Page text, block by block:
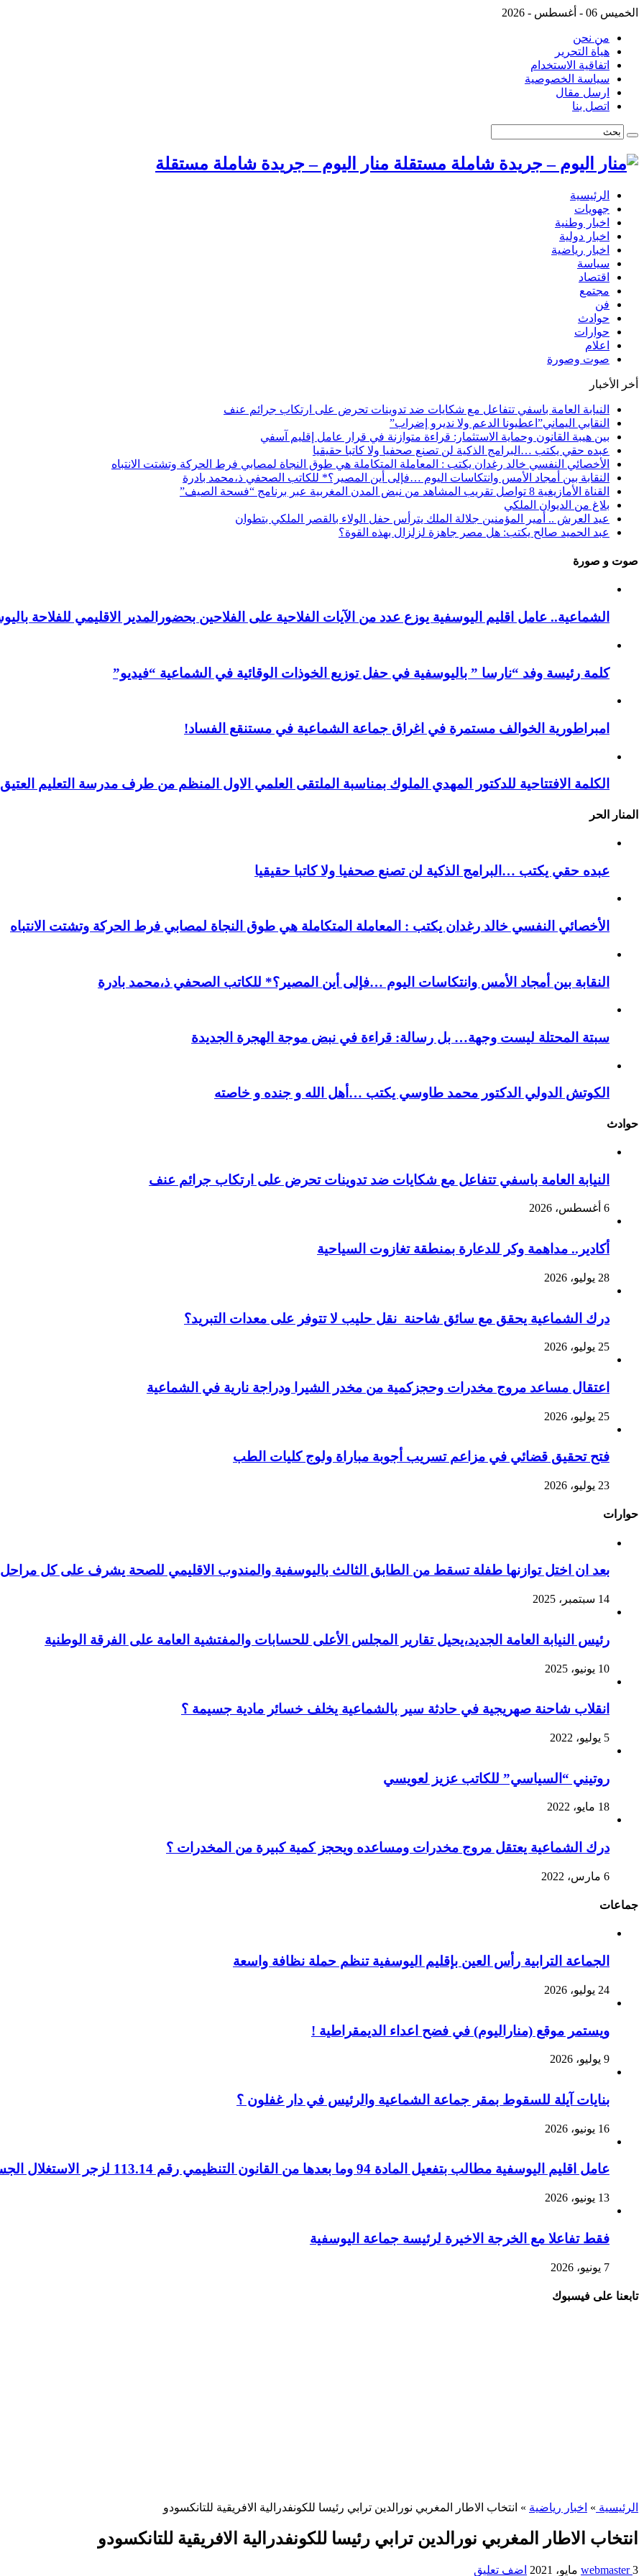
الخميس 06 - أغسطس - 2026
من نحن
هيأة التحرير
اتفاقية الاستخدام
سياسة الخصوصية
ارسل مقال
اتصل بنا
منار اليوم – جريدة شاملة مستقلة
الرئيسية
جهويات
اخبار وطنية
اخبار دولية
اخبار رياضية
سياسة
اقتصاد
مجتمع
فن
حوادث
حوارات
اعلام
صوت وصورة
أخر الأخبار
النيابة العامة باسفي تتفاعل مع شكايات ضد تدوينات تحرض على ارتكاب جرائم عنف
النقابي اليماني”اعطيونا الدعم ولا نديرو إضراب”
بين هيبة القانون وحماية الاستثمار: قراءة متوازنة في قرار عامل إقليم آسفي
عبده حقي يكتب …البرامج الذكية لن تصنع صحفيا ولا كاتبا حقيقيا
الأخصائي النفسي خالد رغدان يكتب : المعاملة المتكاملة هي طوق النجاة لمصابي فرط الحركة وتشتت الانتباه
النقابة بين أمجاد الأمس وانتكاسات اليوم …فإلى أين المصير؟* للكاتب الصحفي ذ،محمد بادرة
القناة الأمازيغية 8 تواصل تقريب المشاهد من نبض المدن المغربية عبر برنامج “فسحة الصيف”
بلاغ من الديوان الملكي
عيد العرش .. أمير المؤمنين جلالة الملك يترأس حفل الولاء بالقصر الملكي بتطوان
عبد الحميد صالح يكتب: هل مصر جاهزة لزلزال بهذه القوة؟
صوت و صورة
الشماعية.. عامل اقليم اليوسفية يوزع عدد من الآيات الفلاحية على الفلاحين بحضورالمدير الاقليمي للفلاحة
كلمة رئيسة وفد “نارسا ” باليوسفية في حفل توزيع الخوذات الوقائية في الشماعية “فيديو”
امبراطورية الخوالف مستمرة في اغراق جماعة الشماعية في مستنقع الفساد!
الكلمة الافتتاحية للدكتور المهدي الملوك بمناسبة الملتقى العلمي الاول المنظم من طرف مدرسة التعليم
المنار الحر
عبده حقي يكتب …البرامج الذكية لن تصنع صحفيا ولا كاتبا حقيقيا
الأخصائي النفسي خالد رغدان يكتب : المعاملة المتكاملة هي طوق النجاة لمصابي فرط الحركة وتشتت الانتباه
النقابة بين أمجاد الأمس وانتكاسات اليوم …فإلى أين المصير؟* للكاتب الصحفي ذ،محمد بادرة
سبتة المحتلة ليست وجهة… بل رسالة: قراءة في نبض موجة الهجرة الجديدة
الكوتش الدولي الدكتور محمد طاوسي يكتب …أهل الله و جنده و خاصته
حوادث
النيابة العامة باسفي تتفاعل مع شكايات ضد تدوينات تحرض على ارتكاب جرائم عنف
6 أغسطس، 2026
أكادير.. مداهمة وكر للدعارة بمنطقة تغازوت السياحية
28 يوليو، 2026
درك الشماعية يحقق مع سائق شاحنة نقل حليب لا تتوفر على معدات التبريد؟
25 يوليو، 2026
اعتقال مساعد مروج مخدرات وحجزكمية من مخدر الشيرا ودراجة نارية في الشماعية
25 يوليو، 2026
فتح تحقيق قضائي في مزاعم تسريب أجوبة مباراة ولوج كليات الطب
23 يوليو، 2026
حوارات
بعد ان اختل توازنها طفلة تسقط من الطابق الثالث باليوسفية والمندوب الاقليمي للصحة يشرف على كل
14 سبتمبر، 2025
رئيس النيابة العامة الجديد،يحيل تقارير المجلس الأعلى للحسابات والمفتشية العامة على الفرقة الوطنية
10 يونيو، 2025
انقلاب شاحنة صهريجية في حادثة سير بالشماعية يخلف خسائر مادية جسيمة ؟
5 يوليو، 2022
روتيني “السياسي” للكاتب عزيز لعويسي
18 مايو، 2022
درك الشماعية يعتقل مروج مخدرات ومساعده ويحجز كمية كبيرة من المخدرات ؟
6 مارس، 2022
جماعات
الجماعة الترابية رأس العين بإقليم اليوسفية تنظم حملة نظافة واسعة
24 يوليو، 2026
ويستمر موقع (مناراليوم) في فضح اعداء الديمقراطية !
9 يوليو، 2026
بنايات آيلة للسقوط بمقر جماعة الشماعية والرئيس في دار غفلون ؟
16 يونيو، 2026
عامل اقليم اليوسفية مطالب بتفعيل المادة 94 وما بعدها من القانون التنظيمي رقم 113.14 لزجر الاستغلال الجسيم للسيارات الجماعية بالإقليم ؟
13 يونيو، 2026
فقط تفاعلا مع الخرجة الاخيرة لرئيسة جماعة اليوسفية
7 يونيو، 2026
تابعنا على فيسبوك
الرئيسية » اخبار رياضية » انتخاب الاطار المغربي نورالدين ترابي رئيسا للكونفدرالية الافريقية للتانكسودو
انتخاب الاطار المغربي نورالدين ترابي رئيسا للكونفدرالية الافريقية للتانكسودو
webmaster3 مايو، 2021 اضف تعليق